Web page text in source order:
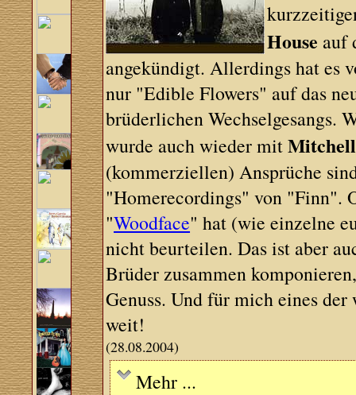
House auf
angekündigt. Allerdings hat es
nur "Edible Flowers" auf das
brüderlichen Wechselgesangs.
wurde auch wieder mit
(kommerziellen) Ansprüche
"Homerecordings" von "Finn".
"Woodface" hat (wie einzelne
nicht beurteilen. Das ist aber
Brüder zusammen
Genuss. Und für mich eines
weit!
(28.08.2004)
Mehr ...